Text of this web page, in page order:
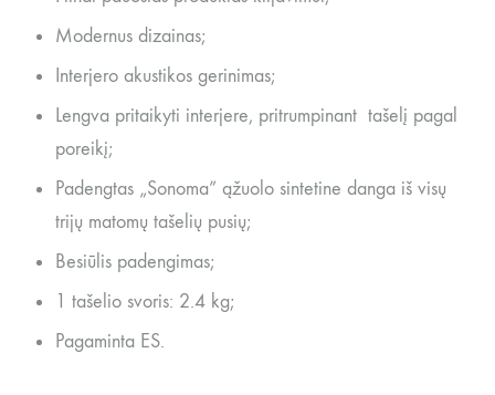
Modernus dizainas;
Interjero akustikos gerinimas;
Lengva pritaikyti interjere, pritrumpinant tašelį pagal
poreikį;
Padengtas „Sonoma” ąžuolo sintetine danga iš visų
trijų matomų tašelių pusių;
Besiūlis padengimas;
1 tašelio svoris: 2.4 kg;
Pagaminta ES.